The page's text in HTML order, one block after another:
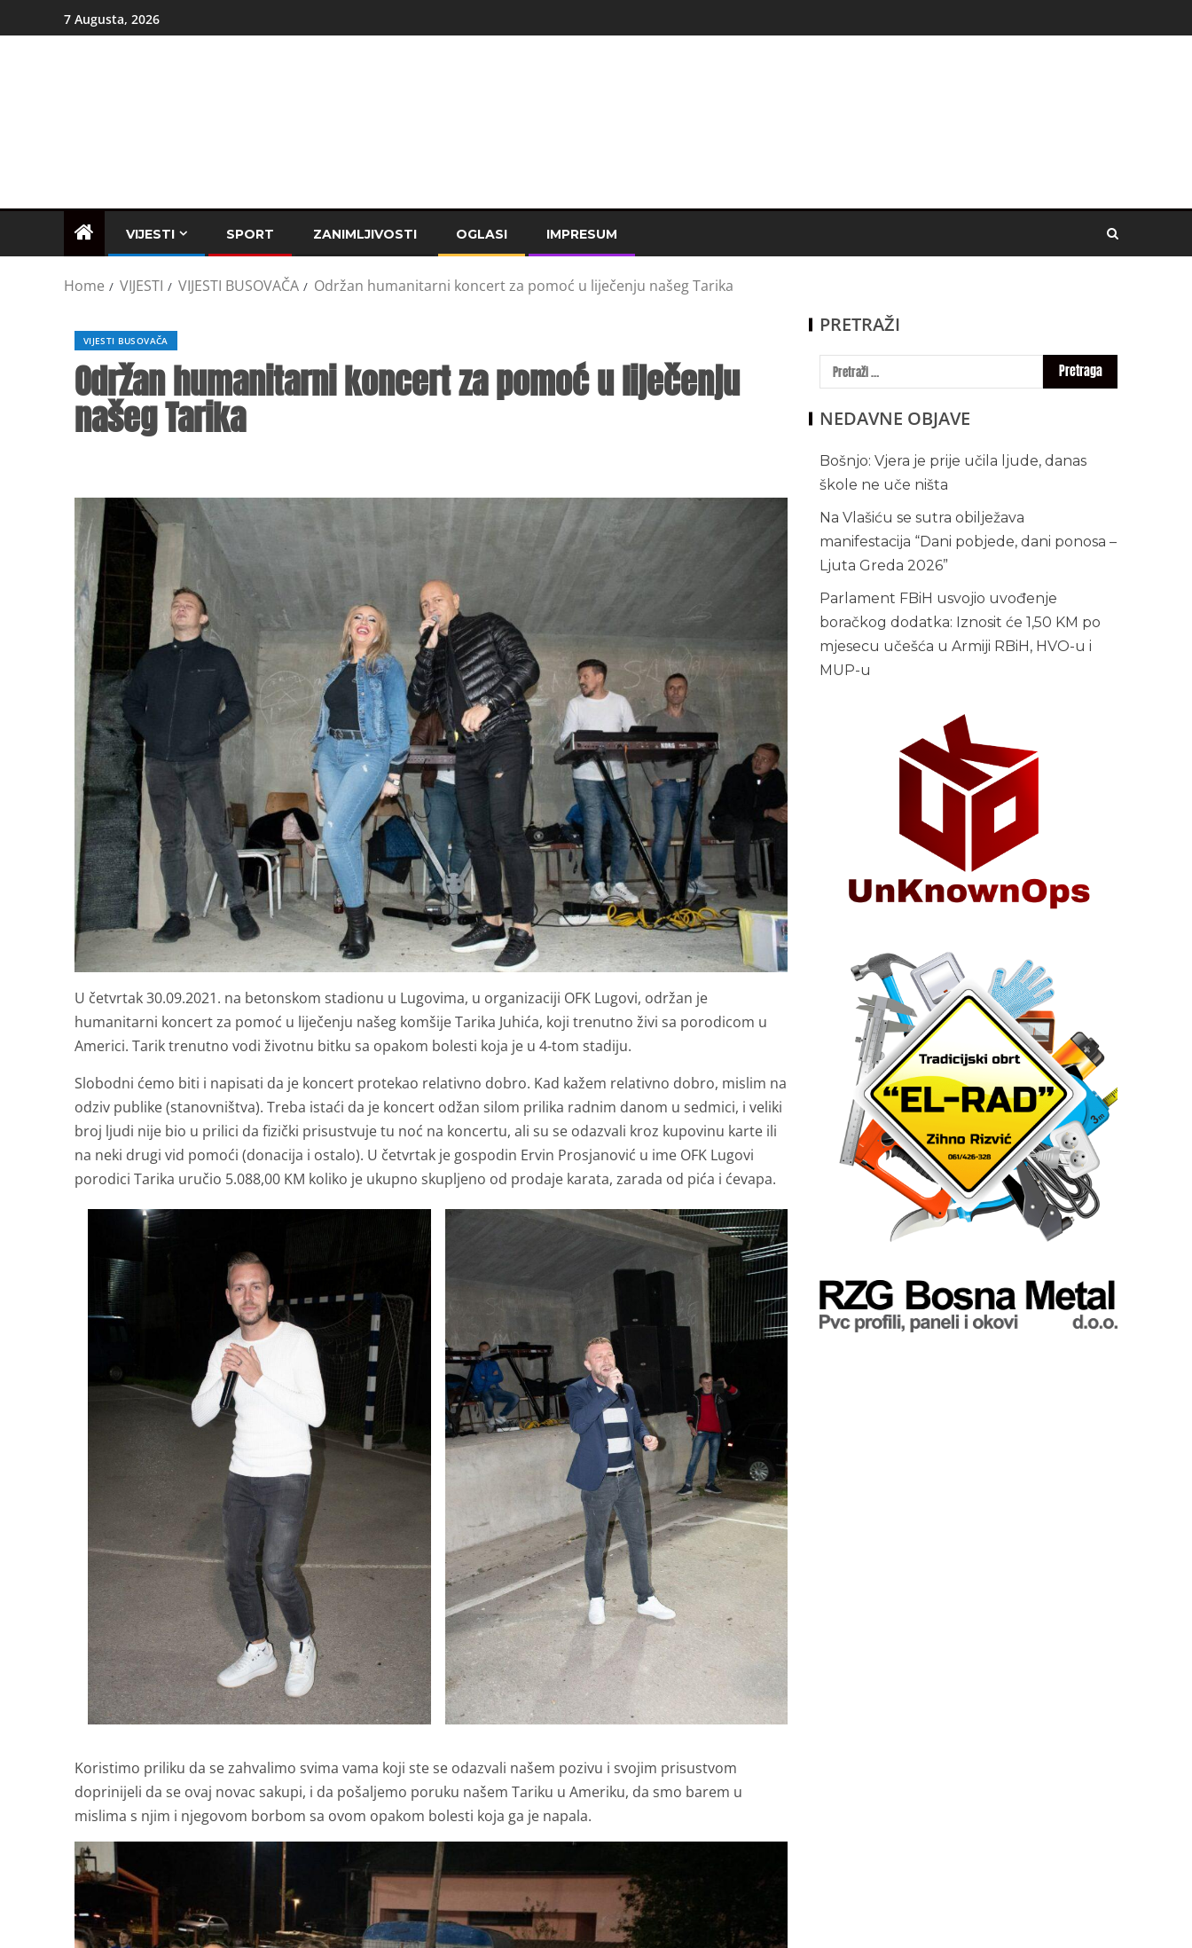
7 Augusta, 2026
VIJESTI SPORT ZANIMLJIVOSTI OGLASI IMPRESUM
Home VIJESTI VIJESTI BUSOVAČA Održan humanitarni koncert za pomoć u liječenju našeg Tarika
VIJESTI BUSOVAČA
Održan humanitarni koncert za pomoć u liječenju
našeg Tarika
U četvrtak 30.09.2021. na betonskom stadionu u Lugovima, u organizaciji OFK Lugovi, održan je
humanitarni koncert za pomoć u liječenju našeg komšije Tarika Juhića, koji trenutno živi sa porodicom u
Americi. Tarik trenutno vodi životnu bitku sa opakom bolesti koja je u 4-tom stadiju.
Slobodni ćemo biti i napisati da je koncert protekao relativno dobro. Kad kažem relativno dobro, mislim na
odziv publike (stanovništva). Treba istaći da je koncert odžan silom prilika radnim danom u sedmici, i veliki
broj ljudi nije bio u prilici da fizički prisustvuje tu noć na koncertu, ali su se odazvali kroz kupovinu karte ili
na neki drugi vid pomoći (donacija i ostalo). U četvrtak je gospodin Ervin Prosjanović u ime OFK Lugovi
porodici Tarika uručio 5.088,00 KM koliko je ukupno skupljeno od prodaje karata, zarada od pića i ćevapa.
Koristimo priliku da se zahvalimo svima vama koji ste se odazvali našem pozivu i svojim prisustvom
doprinijeli da se ovaj novac sakupi, i da pošaljemo poruku našem Tariku u Ameriku, da smo barem u
mislima s njim i njegovom borbom sa ovom opakom bolesti koja ga je napala.
PRETRAŽI
NEDAVNE OBJAVE
Bošnjo: Vjera je prije učila ljude, danas
škole ne uče ništa
Na Vlašiću se sutra obilježava
manifestacija “Dani pobjede, dani ponosa –
Ljuta Greda 2026”
Parlament FBiH usvojio uvođenje
boračkog dodatka: Iznosit će 1,50 KM po
mjesecu učešća u Armiji RBiH, HVO-u i
MUP-u